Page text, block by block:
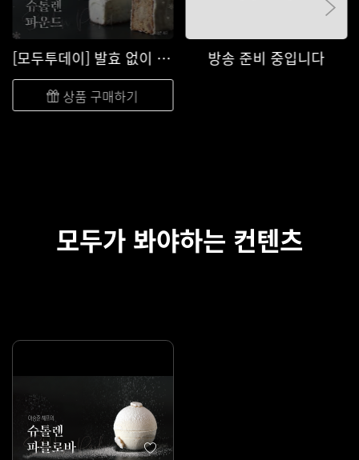
[모두투데이] 발효 없이 만드는 슈톨렌보다 쉬운 슈톨렌 파운드 케이크 #올리커 #모두투데이 #크리스마스 #겨울디저트 #더디저트 이승준 #10분 디저트
상품 구매하기
방송 준비 중입니다
모두가 봐야하는 컨텐츠